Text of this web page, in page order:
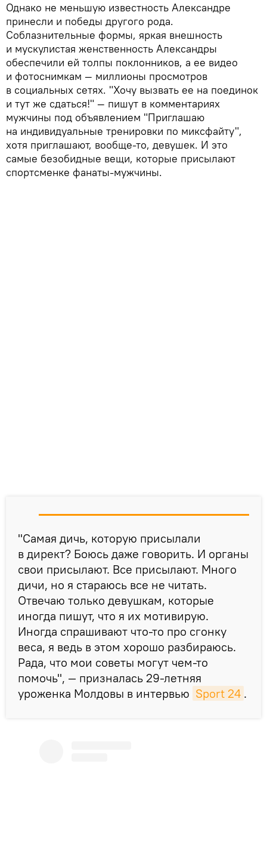
Однако не меньшую известность Александре
принесли и победы другого рода.
Соблазнительные формы, яркая внешность
и мускулистая женственность Александры
обеспечили ей толпы поклонников, а ее видео
и фотоснимкам — миллионы просмотров
в социальных сетях. "Хочу вызвать ее на поединок
и тут же сдаться!" — пишут в комментариях
мужчины под объявлением "Приглашаю
на индивидуальные тренировки по миксфайту",
хотя приглашают, вообще-то, девушек. И это
самые безобидные вещи, которые присылают
спортсменке фанаты-мужчины.
"Самая дичь, которую присылали
в директ? Боюсь даже говорить. И органы
свои присылают. Все присылают. Много
дичи, но я стараюсь все не читать.
Отвечаю только девушкам, которые
иногда пишут, что я их мотивирую.
Иногда спрашивают что-то про сгонку
веса, я ведь в этом хорошо разбираюсь.
Рада, что мои советы могут чем-то
помочь", — призналась 29-летняя
уроженка Молдовы в интервью Sport 24 .